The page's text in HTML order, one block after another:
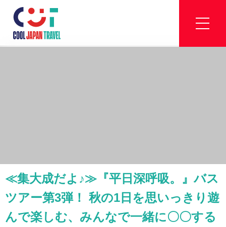
≪集大成だよ♪≫『平日深呼吸。』バス
ツアー第3弾！ 秋の1日を思いっきり遊
んで楽しむ、みんなで一緒に〇〇する